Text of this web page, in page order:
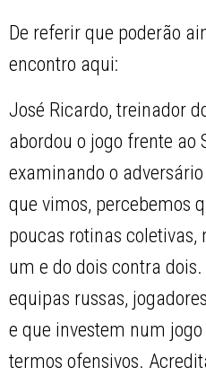
De referir que poderão
encontro aqui:
José Ricardo, treinador
abordou o jogo frente ao
examinando o adversário
que vimos, percebemos
poucas rotinas coletivas,
um e do dois contra
equipas russas,
e que investem num
termos ofensivos.